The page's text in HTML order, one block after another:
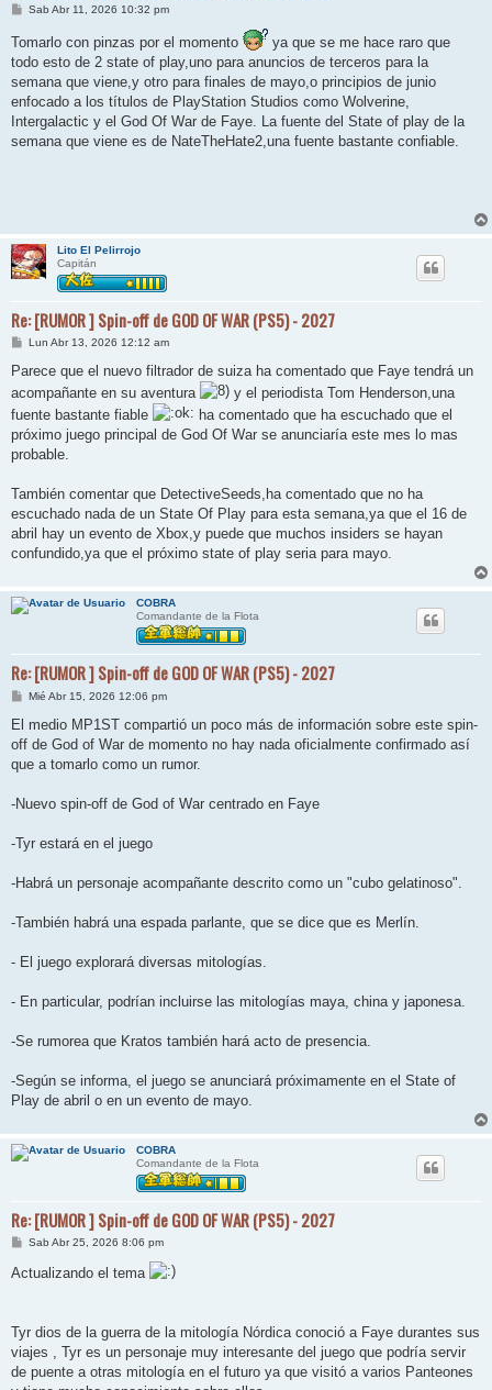
M
s
a
e
Sab Abr 11, 2026 10:32 pm
Tomarlo con pinzas por el momento
ya que se me hace raro que
todo esto de 2 state of play,uno para anuncios de terceros para la
semana que viene,y otro para finales de mayo,o principios de junio
enfocado a los títulos de PlayStation Studios como Wolverine,
Intergalactic y el God Of War de Faye. La fuente del State of play de la
semana que viene es de NateTheHate2,una fuente bastante confiable.
Lito El Pelirrojo
Capitán
Re: [RUMOR ] Spin-off de GOD OF WAR (PS5) - 2027
M
n
a
e
Lun Abr 13, 2026 12:12 am
Parece que el nuevo filtrador de suiza ha comentado que Faye tendrá un
acompañante en su aventura
y el periodista Tom Henderson,una
fuente bastante fiable
ha comentado que ha escuchado que el
próximo juego principal de God Of War se anunciaría este mes lo mas
probable.
También comentar que DetectiveSeeds,ha comentado que no ha
escuchado nada de un State Of Play para esta semana,ya que el 16 de
abril hay un evento de Xbox,y puede que muchos insiders se hayan
confundido,ya que el próximo state of play seria para mayo.
COBRA
Comandante de la Flota
Re: [RUMOR ] Spin-off de GOD OF WAR (PS5) - 2027
M
n
a
j
Mié Abr 15, 2026 12:06 pm
El medio MP1ST compartió un poco más de información sobre este spin-
off de God of War de momento no hay nada oficialmente confirmado así
que a tomarlo como un rumor.
-Nuevo spin-off de God of War centrado en Faye
-Tyr estará en el juego
-Habrá un personaje acompañante descrito como un "cubo gelatinoso".
-También habrá una espada parlante, que se dice que es Merlín.
- El juego explorará diversas mitologías.
- En particular, podrían incluirse las mitologías maya, china y japonesa.
-Se rumorea que Kratos también hará acto de presencia.
-Según se informa, el juego se anunciará próximamente en el State of
Play de abril o en un evento de mayo.
COBRA
Comandante de la Flota
Re: [RUMOR ] Spin-off de GOD OF WAR (PS5) - 2027
M
n
s
Sab Abr 25, 2026 8:06 pm
Actualizando el tema
Tyr dios de la guerra de la mitología Nórdica conoció a Faye durantes sus
viajes , Tyr es un personaje muy interesante del juego que podría servir
de puente a otras mitología en el futuro ya que visitó a varios Panteones